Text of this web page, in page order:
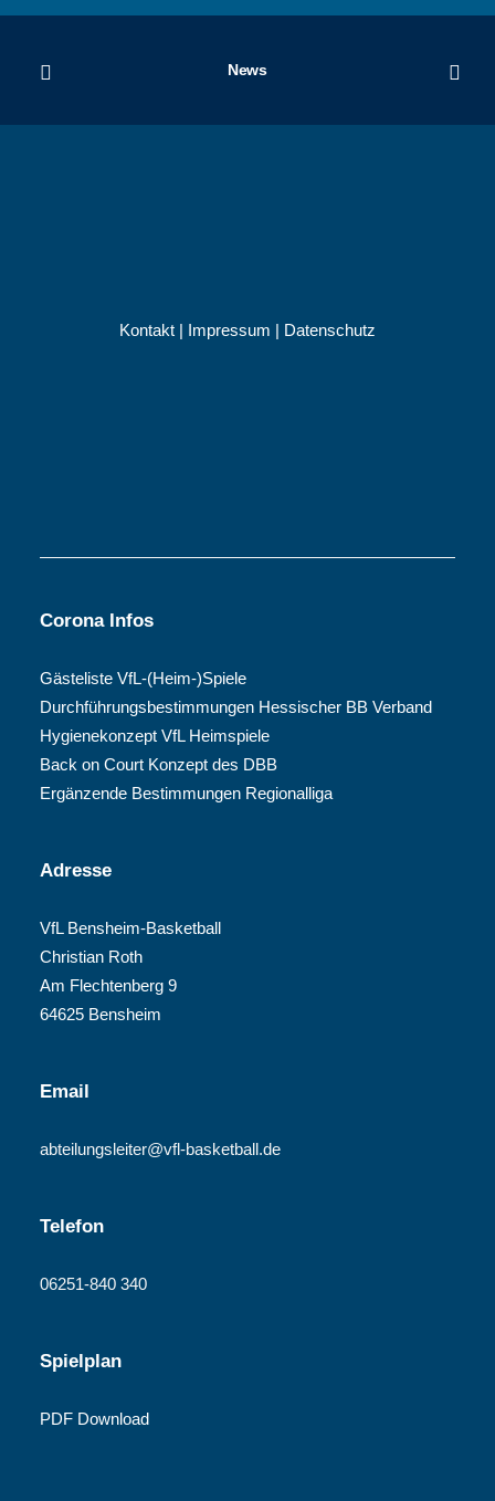
News
Kontakt | Impressum | Datenschutz
Corona Infos
Gästeliste VfL-(Heim-)Spiele
Durchführungsbestimmungen Hessischer BB Verband
Hygienekonzept VfL Heimspiele
Back on Court Konzept des DBB
Ergänzende Bestimmungen Regionalliga
Adresse
VfL Bensheim-Basketball
Christian Roth
Am Flechtenberg 9
64625 Bensheim
Email
abteilungsleiter@vfl-basketball.de
Telefon
06251-840 340
Spielplan
PDF Download